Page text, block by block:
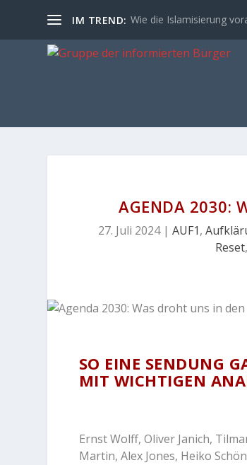
IM TREND: Wie die Islamisierung
AGENDA 2030:
27. Juli 2024|AUF1,
Reset,
SO EINE SENDUNG
MIT WICHTIGEN
Ernst Wolff, Oliver Janich,
Martin, Alex Jones, Heiko